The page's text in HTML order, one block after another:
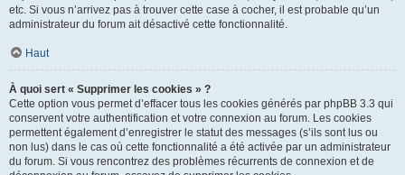
etc. Si vous n’arrivez pas à trouver cette case à cocher, il est probable qu’un
administrateur du forum ait désactivé cette fonctionnalité.
Haut
À quoi sert « Supprimer les cookies » ?
Cette option vous permet d’effacer tous les cookies générés par phpBB 3.3 qui
conservent votre authentification et votre connexion au forum. Les cookies
permettent également d’enregistrer le statut des messages (s’ils sont lus ou
non lus) dans le cas où cette fonctionnalité a été activée par un administrateur
du forum. Si vous rencontrez des problèmes récurrents de connexion et de